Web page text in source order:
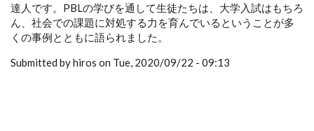
達人です。PBLの学びを通して生徒たちは、大学入試はもちろ
ん、社会での課題に対処する力を育んでいるということが多
くの事例とともに語られました。
Submitted by hiros on Tue, 2020/09/22 - 09:13